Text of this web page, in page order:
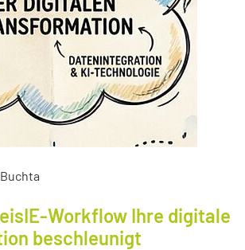
Workflow Ihre digitale
beschleunigt